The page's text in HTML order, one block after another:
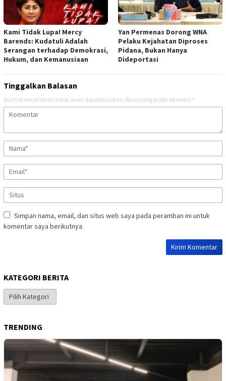
Kami Tidak Lupa! Mercy
Barends: Kudatuli Adalah
Serangan terhadap Demokrasi,
Hukum, dan Kemanusiaan
Yan Permenas Dorong WNA
Pelaku Kejahatan Diproses
Pidana, Bukan Hanya
Dideportasi
Tinggalkan Balasan
Alamat email Anda tidak akan dipublikasikan. Ruas yang wajib ditandai *
Simpan nama, email, dan situs web saya pada peramban ini untuk
komentar saya berikutnya.
KATEGORI BERITA
Kategori
Berita
TRENDING